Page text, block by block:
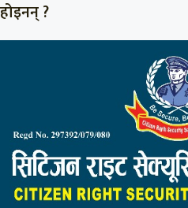
होइनन् ?